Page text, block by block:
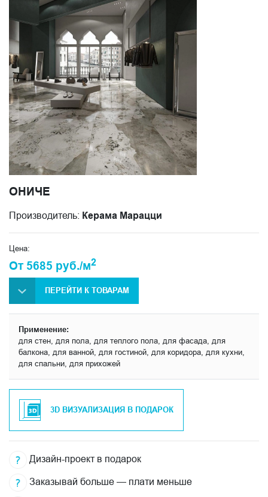
ОНИЧЕ
Производитель: Керама Марацци
Цена:
От 5685 руб./м2
ПЕРЕЙТИ К ТОВАРАМ
Применение:
для стен, для пола, для теплого пола, для фасада, для
балкона, для ванной, для гостиной, для коридора, для кухни,
для спальни, для прихожей
3D ВИЗУАЛИЗАЦИЯ В ПОДАРОК
Дизайн-проект в подарок
Заказывай больше — плати меньше